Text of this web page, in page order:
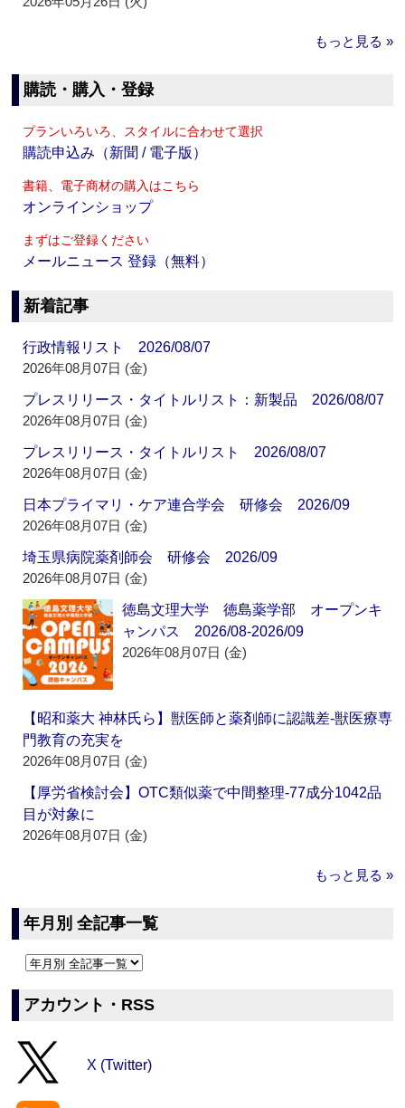
もっと見る »
購読・購入・登録
プランいろいろ、スタイルに合わせて選択
購読申込み（新聞 / 電子版）
書籍、電子商材の購入はこちら
オンラインショップ
まずはご登録ください
メールニュース 登録（無料）
新着記事
行政情報リスト 2026/08/07
2026年08月07日 (金)
プレスリリース・タイトルリスト：新製品 2026/08/07
2026年08月07日 (金)
プレスリリース・タイトルリスト 2026/08/07
2026年08月07日 (金)
日本プライマリ・ケア連合学会 研修会 2026/09
2026年08月07日 (金)
埼玉県病院薬剤師会 研修会 2026/09
2026年08月07日 (金)
徳島文理大学 徳島薬学部 オープンキ
ャンパス 2026/08-2026/09
2026年08月07日 (金)
【昭和薬大 神林氏ら】獣医師と薬剤師に認識差‐獣医療専
門教育の充実を
2026年08月07日 (金)
【厚労省検討会】OTC類似薬で中間整理‐77成分1042品
目が対象に
2026年08月07日 (金)
もっと見る »
年月別 全記事一覧
アカウント・RSS
X (Twitter)